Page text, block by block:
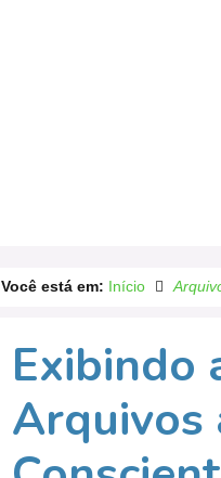
Você está em: Início
Exibindo
Arquivos